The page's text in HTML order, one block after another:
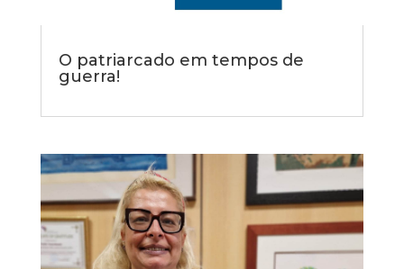
O patriarcado em tempos de
guerra!